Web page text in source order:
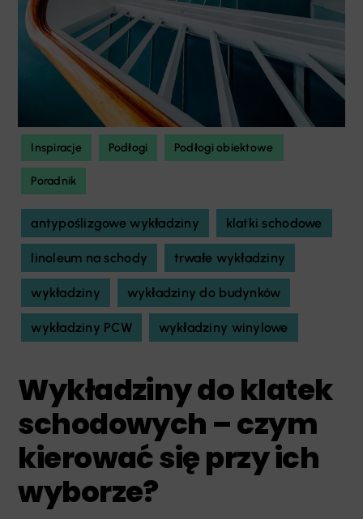
Inspiracje Podłogi Podłogi obiektowe
Poradnik
antypoślizgowe wykładziny klatki schodowe
linoleum na schody trwałe wykładziny
wykładziny wykładziny do budynków
wykładziny PCW wykładziny winylowe
Wykładziny do klatek
schodowych – czym
kierować się przy ich
wyborze?